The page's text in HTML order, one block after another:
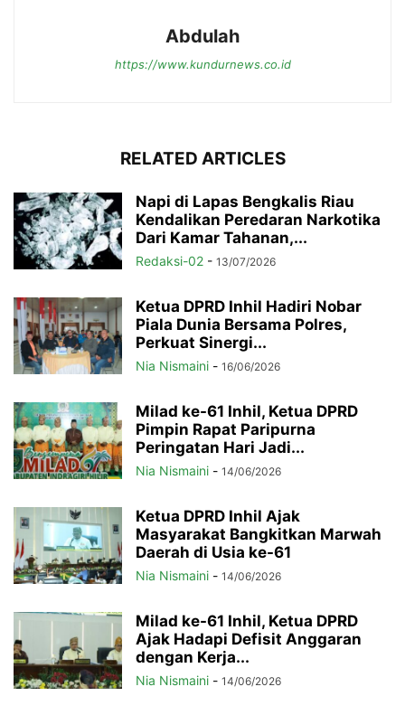
Abdulah
https://www.kundurnews.co.id
RELATED ARTICLES
Napi di Lapas Bengkalis Riau
Kendalikan Peredaran Narkotika
Dari Kamar Tahanan,...
Redaksi-02 - 13/07/2026
Ketua DPRD Inhil Hadiri Nobar
Piala Dunia Bersama Polres,
Perkuat Sinergi...
Nia Nismaini - 16/06/2026
Milad ke-61 Inhil, Ketua DPRD
Pimpin Rapat Paripurna
Peringatan Hari Jadi...
Nia Nismaini - 14/06/2026
Ketua DPRD Inhil Ajak
Masyarakat Bangkitkan Marwah
Daerah di Usia ke-61
Nia Nismaini - 14/06/2026
Milad ke-61 Inhil, Ketua DPRD
Ajak Hadapi Defisit Anggaran
dengan Kerja...
Nia Nismaini - 14/06/2026